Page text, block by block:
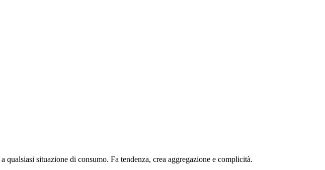
situazione di consumo. Fa tendenza, crea aggregazione e complicità.